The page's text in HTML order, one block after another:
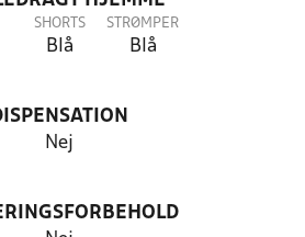
SHORTS
Blå
STRØMPER
Blå
Nej